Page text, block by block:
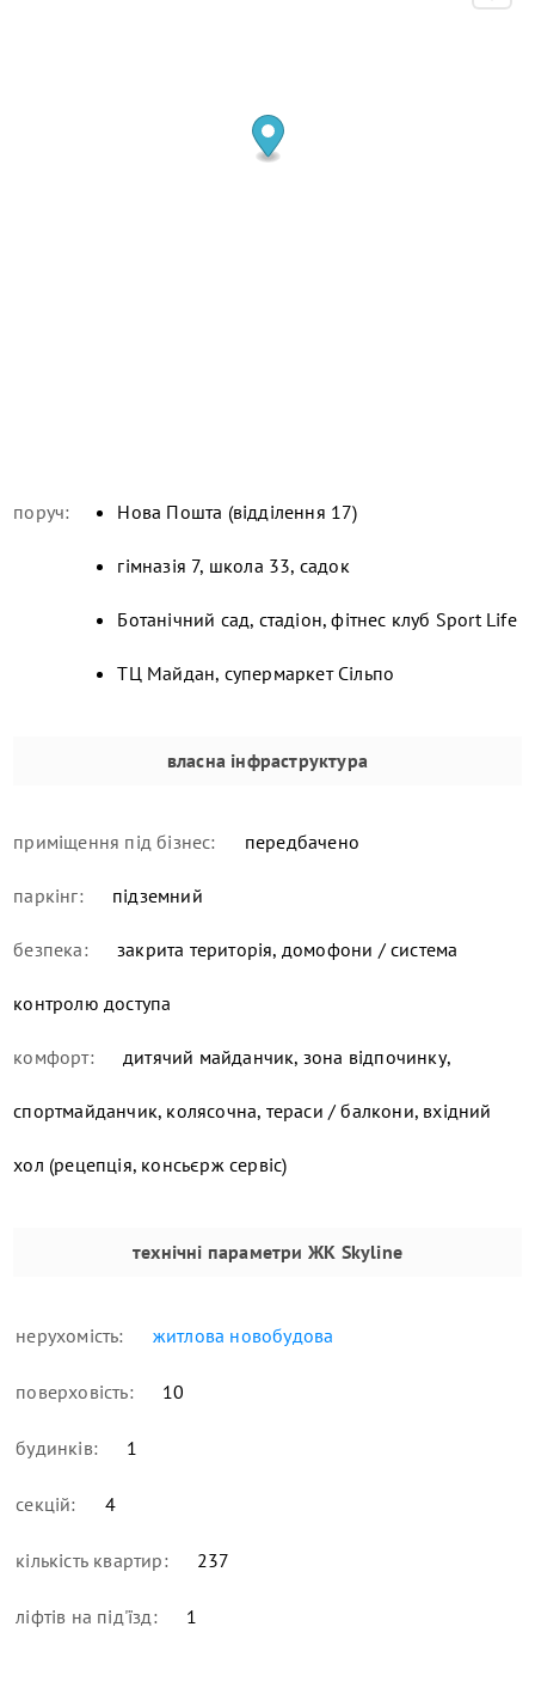
поруч: Нова Пошта (відділення 17)
гімназія 7, школа 33, садок
Ботанічний сад, стадіон, фітнес клуб Sport Life
ТЦ Майдан, супермаркет Сільпо
власна інфраструктура
приміщення під бізнес: передбачено
паркінг: підземний
безпека: закрита територія, домофони / система
контролю доступа
комфорт: дитячий майданчик, зона відпочинку,
спортмайданчик, колясочна, тераси / балкони, вхідний
хол (рецепція, консьєрж сервіс)
технічні параметри ЖК Skyline
нерухомість: житлова новобудова
поверховість: 10
будинків: 1
секцій: 4
кількість квартир: 237
ліфтів на під'їзд: 1